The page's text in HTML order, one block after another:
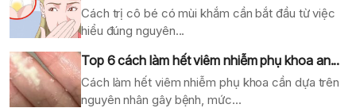
Cách trị cô bé có mùi khắm cần bắt đầu từ việc
hiểu đúng nguyên...
Top 6 cách làm hết viêm nhiễm phụ khoa an...
Cách làm hết viêm nhiễm phụ khoa cần dựa trên
nguyên nhân gây bệnh, mức...